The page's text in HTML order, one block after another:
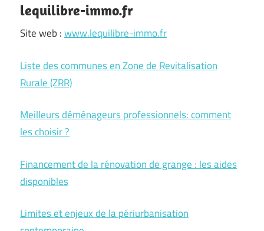
lequilibre-immo.fr
Site web :www.lequilibre-immo.fr
Liste des communes en Zone de Revitalisation
Rurale (ZRR)
Meilleurs déménageurs professionnels: comment
les choisir ?
Financement de la rénovation de grange : les aides
disponibles
Limites et enjeux de la périurbanisation